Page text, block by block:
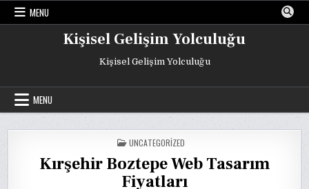
Skip
MENU
Kişisel Gelişim Yolculuğu
Kişisel Gelişim Yolculuğu
MENU
POSTED
IN
UNCATEGORIZED
Kırşehir Boztepe Web Tasarım
Fiyatları